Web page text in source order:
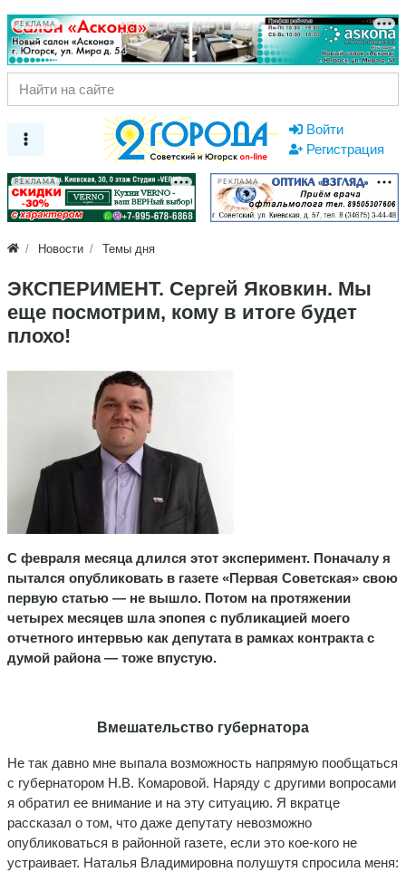
РЕКЛАМА
Войти
Регистрация
РЕКЛАМА РЕКЛАМА
Новости Темы дня
ЭКСПЕРИМЕНТ. Сергей Яковкин. Мы
еще посмотрим, кому в итоге будет
плохо!
С февраля месяца длился этот эксперимент. Поначалу я
пытался опубликовать в газете «Первая Советская» свою
первую статью — не вышло. Потом на протяжении
четырех месяцев шла эпопея с публикацией моего
отчетного интервью как депутата в рамках контракта с
думой района — тоже впустую.
Вмешательство губернатора
Не так давно мне выпала возможность напрямую пообщаться
с губернатором Н.В. Комаровой. Наряду с другими вопросами
я обратил ее внимание и на эту ситуацию. Я вкратце
рассказал о том, что даже депутату невозможно
опубликоваться в районной газете, если это кое-кого не
устраивает. Наталья Владимировна полушутя спросила меня: